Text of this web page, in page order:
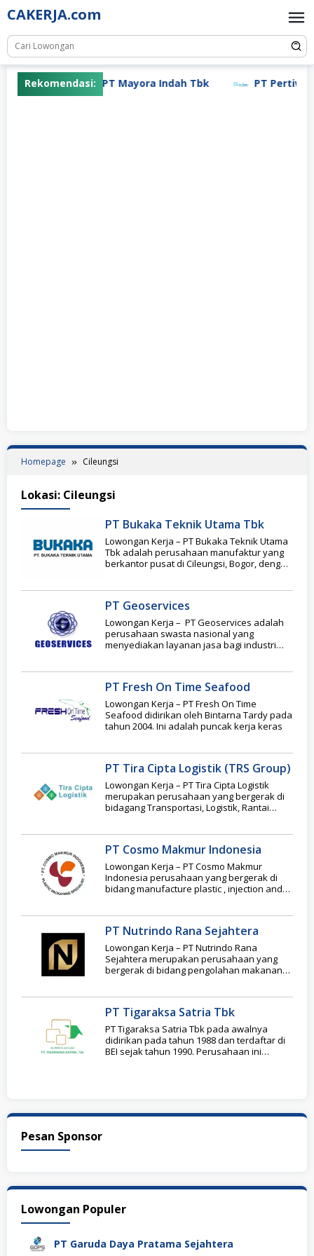
Skip
to
content
CAKERJA.com
Rekomendasi:PT Mayora Indah Tbk PT Pertiwi
Homepage Cileungsi
Lokasi: Cileungsi
PT Bukaka Teknik Utama Tbk
Lowongan Kerja – PT Bukaka Teknik Utama
Tbk adalah perusahaan manufaktur yang
berkantor pusat di Cileungsi, Bogor, dengan
PT Geoservices
Lowongan Kerja – PT Geoservices adalah
perusahaan swasta nasional yang
menyediakan layanan jasa bagi industri
PT Fresh On Time Seafood
Lowongan Kerja – PT Fresh On Time
Seafood didirikan oleh Bintarna Tardy pada
tahun 2004. Ini adalah puncak kerja keras
PT Tira Cipta Logistik (TRS Group)
Lowongan Kerja – PT Tira Cipta Logistik
merupakan perusahaan yang bergerak di
bidagang Transportasi, Logistik, Rantai
PT Cosmo Makmur Indonesia
Lowongan Kerja – PT Cosmo Makmur
Indonesia perusahaan yang bergerak di
bidang manufacture plastic , injection and
PT Nutrindo Rana Sejahtera
Lowongan Kerja – PT Nutrindo Rana
Sejahtera merupakan perusahaan yang
bergerak di bidang pengolahan makanan
PT Tigaraksa Satria Tbk
PT Tigaraksa Satria Tbk pada awalnya
didirikan pada tahun 1988 dan terdaftar di
BEI sejak tahun 1990. Perusahaan ini
Pesan Sponsor
Lowongan Populer
PT Garuda Daya Pratama Sejahtera